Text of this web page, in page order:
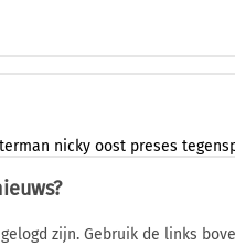
nicky oost preses
zijn. Gebruik de links